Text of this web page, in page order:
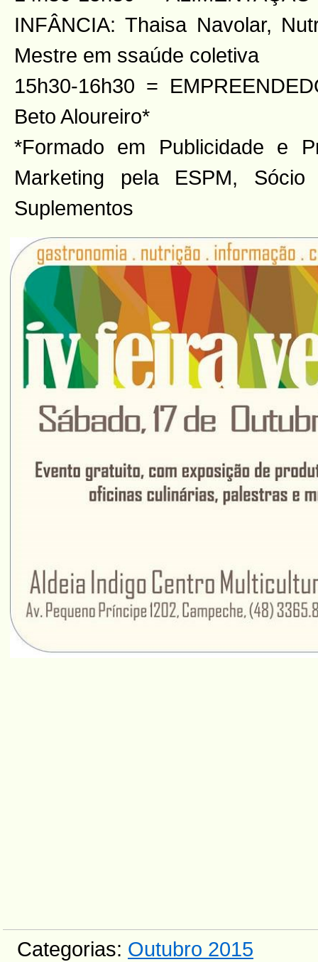
INFÂNCIA: Thaisa Navolar,
Mestre em ssaúde coletiva
15h30-16h30 =
Beto Aloureiro*
*Formado em Publicidade e
Marketing pela ESPM,
Suplementos
Categorias: Outubro 2015